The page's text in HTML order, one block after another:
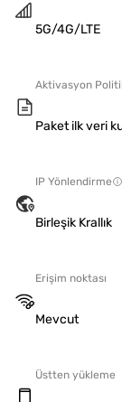
5G/4G/LTE
Aktivasyon
Paket ilk veri
IP Yönlendirme
Birleşik Krallık
Erişim noktası
Mevcut
Üstten yükleme